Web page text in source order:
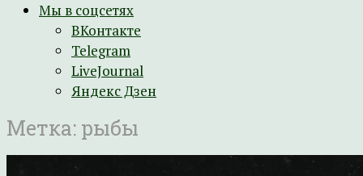
Мы в соцсетях
ВКонтакте
Telegram
LiveJournal
Яндекс Дзен
Метка: рыбы